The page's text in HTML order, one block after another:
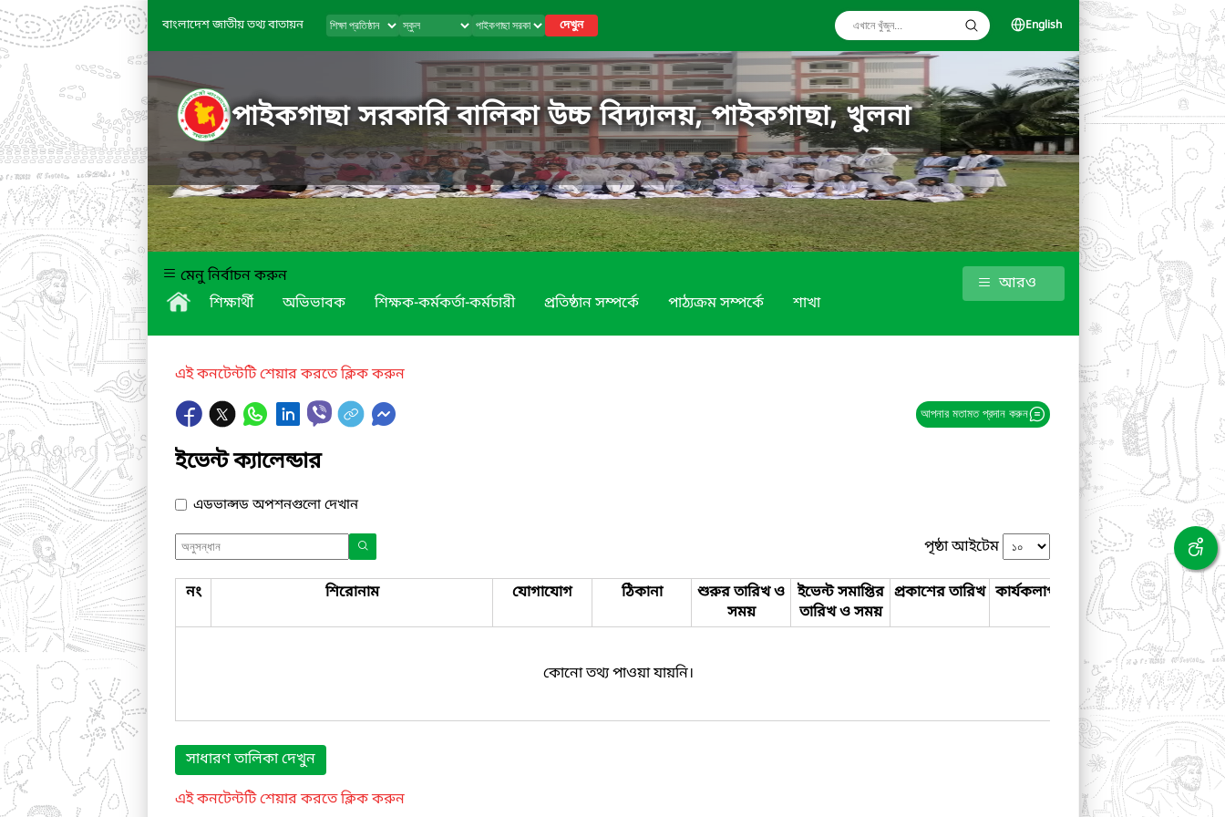
বাংলাদেশ জাতীয় তথ্য বাতায়ন দেখুন English
পাইকগাছা সরকারি বালিকা উচ্চ বিদ্যালয়, পাইকগাছা, খুলনা
মেনু নির্বাচন করুন
শিক্ষার্থী
অভিভাবক শিক্ষক-কর্মকর্তা-কর্মচারী প্রতিষ্ঠান সম্পর্কে পাঠ্যক্রম সম্পর্কে শাখা
আরও
এই কনটেন্টটি শেয়ার করতে ক্লিক করুন
আপনার মতামত প্রদান করুন
ইভেন্ট ক্যালেন্ডার
এডভান্সড অপশনগুলো দেখান
পৃষ্ঠা আইটেম
নং শিরোনাম যোগাযোগ ঠিকানা
শুরুর তারিখ ও
সময়
ইভেন্ট সমাপ্তির
তারিখ ও সময়
প্রকাশের তারিখ কার্যকলাপ
কোনো তথ্য পাওয়া যায়নি।
সাধারণ তালিকা দেখুন
এই কনটেন্টটি শেয়ার করতে ক্লিক করুন